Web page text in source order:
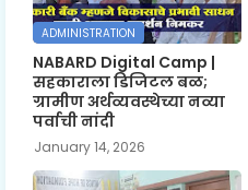
ADMINISTRATION
NABARD Digital Camp |
सहकाराला डिजिटल बळ;
ग्रामीण अर्थव्यवस्थेच्या नव्या
पर्वाची नांदी
January 14, 2026